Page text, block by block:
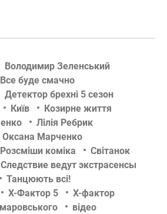
Володимир Зеленський
Все буде смачно
Детектор брехні 5 сезон
Київ
Козирне життя
Лілія Ребрик
Оксана Марченко
Розсміши коміка
Світанок
Следствие ведут экстрасенсы
Танцюють всі!
Х-Фактор 5
Х-фактор
відео